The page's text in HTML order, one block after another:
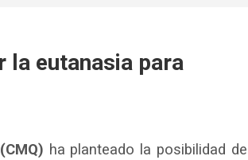
la eutanasia para
ha planteado la posibilidad de